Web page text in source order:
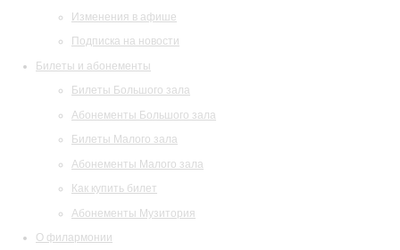
Изменения в афише
Подписка на новости
Билеты и абонементы
Билеты Большого зала
Абонементы Большого зала
Билеты Малого зала
Абонементы Малого зала
Как купить билет
Абонементы Музитория
О филармонии